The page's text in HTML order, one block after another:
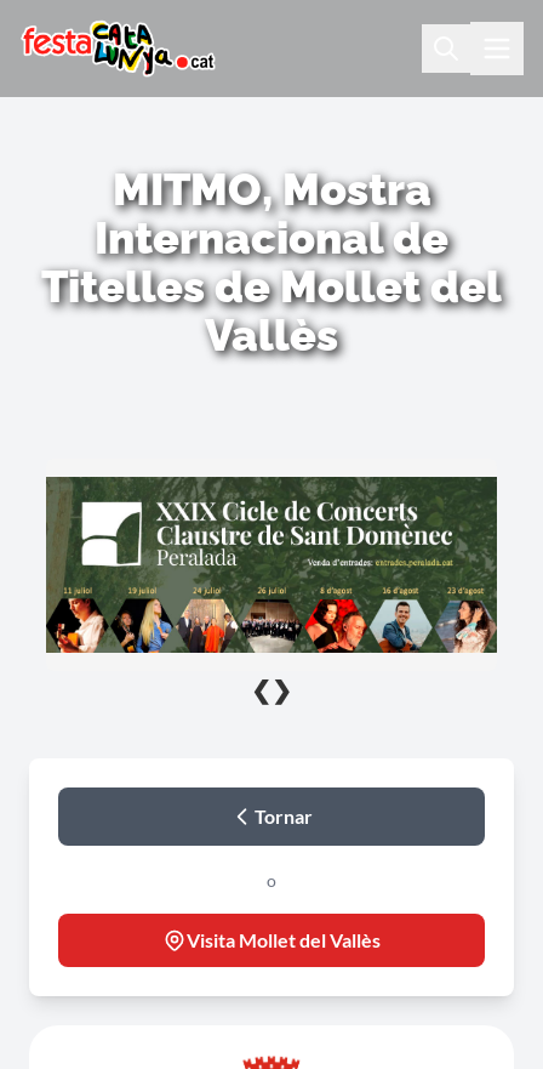
MITMO, Mostra
Internacional de
Titelles de Mollet del
Vallès
❮ ❯
Tornar
o
Visita Mollet del Vallès